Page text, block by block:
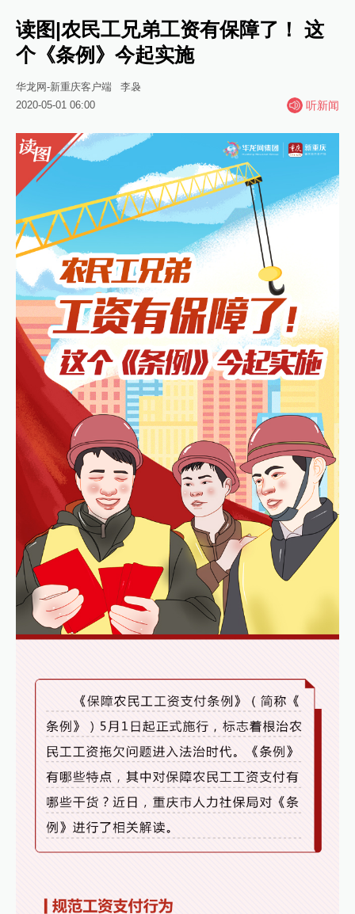
读图|农民工兄弟工资有保障了！ 这
个《条例》今起实施
华龙网-新重庆客户端
李袅
2020-05-01 06:00
听新闻